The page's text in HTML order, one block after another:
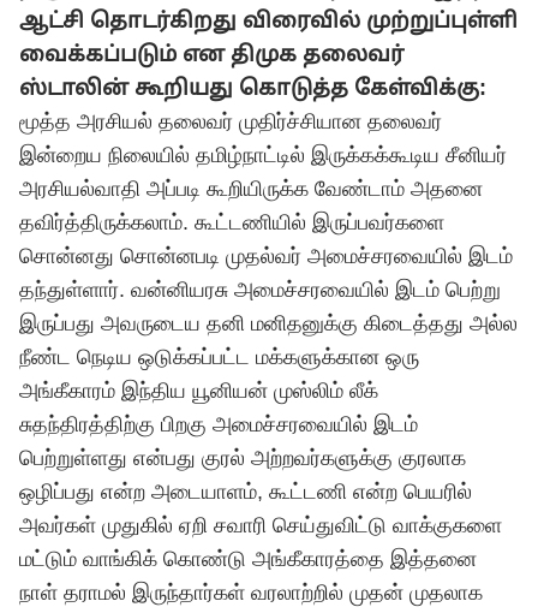
ஆட்சி தொடர்கிறது விரைவில் முற்றுப்புள்ளி
வைக்கப்படும் என திமுக தலைவர்
ஸ்டாலின்கூறியது கொடுத்த கேள்விக்கு:
மூத்த அரசியல் தலைவர் முதிர்ச்சியான தலைவர்
இன்றைய நிலையில் தமிழ்நாட்டில் இருக்கக்கூடிய சீனியர்
அரசியல்வாதி அப்படி கூறியிருக்க வேண்டாம் அதனை
தவிர்த்திருக்கலாம். கூட்டணியில் இருப்பவர்களை
சொன்னது சொன்னபடி முதல்வர் அமைச்சரவையில் இடம்
தந்துள்ளார். வன்னியரசு அமைச்சரவையில் இடம் பெற்று
இருப்பது அவருடைய தனி மனிதனுக்கு கிடைத்தது அல்ல
நீண்ட நெடிய ஒடுக்கப்பட்ட மக்களுக்கான ஒரு
அங்கீகாரம் இந்திய யூனியன் முஸ்லிம் லீக்
சுதந்திரத்திற்கு பிறகு அமைச்சரவையில் இடம்
பெற்றுள்ளது என்பது குரல் அற்றவர்களுக்கு குரலாக
ஒழிப்பது என்ற அடையாளம், கூட்டணி என்ற பெயரில்
அவர்கள் முதுகில் ஏறி சவாரி செய்துவிட்டு வாக்குகளை
மட்டும் வாங்கிக் கொண்டு அங்கீகாரத்தை இத்தனை
நாள் தராமல் இருந்தார்கள் வரலாற்றில் முதன் முதலாக